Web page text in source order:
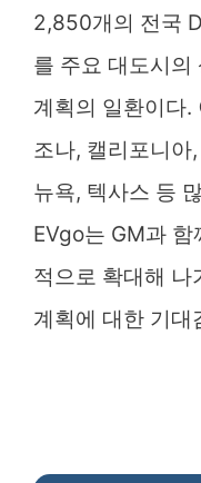
2,850개의 전국
를 주요 대도시의
계획의 일환이다.
조나, 캘리포니아
뉴욕, 텍사스 등
EVgo는 GM과
적으로 확대해 나
계획에 대한 기대